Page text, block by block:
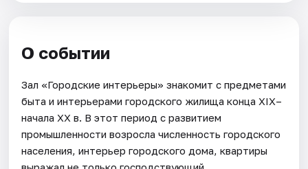
О событии
Зал «Городские интерьеры» знакомит с предметами
быта и интерьерами городского жилища конца XIX–
начала XX в. В этот период с развитием
промышленности возросла численность городского
населения, интерьер городского дома, квартиры